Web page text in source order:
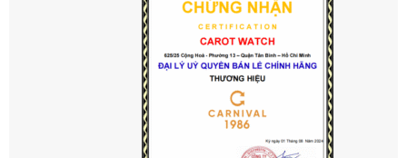
tìm kiếm sự đẳng cấp mà vẫn hợp túi
tiền.